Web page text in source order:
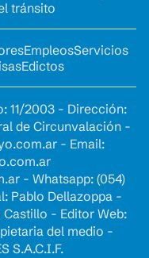
tránsito
EmpleosServicios
Edictos
11/2003 - Dirección:
de Circunvalación -
- Email:
- Whatsapp: (054)
Pablo Dellazoppa -
- Editor Web:
del medio -
S.A.C.I.F.